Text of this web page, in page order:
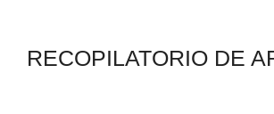
RECOPILATORIO DE